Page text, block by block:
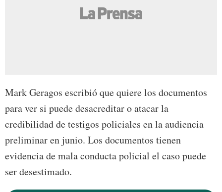
Mark Geragos escribió que quiere los documentos
para ver si puede desacreditar o atacar la
credibilidad de testigos policiales en la audiencia
preliminar en junio. Los documentos tienen
evidencia de mala conducta policial el caso puede
ser desestimado.